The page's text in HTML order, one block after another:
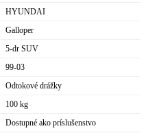
HYUNDAI
Galloper
5-dr SUV
99-03
Odtokové drážky
100 kg
Dostupné ako príslušenstvo